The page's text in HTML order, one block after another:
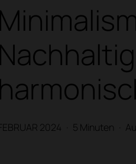
2024 5 Minuten